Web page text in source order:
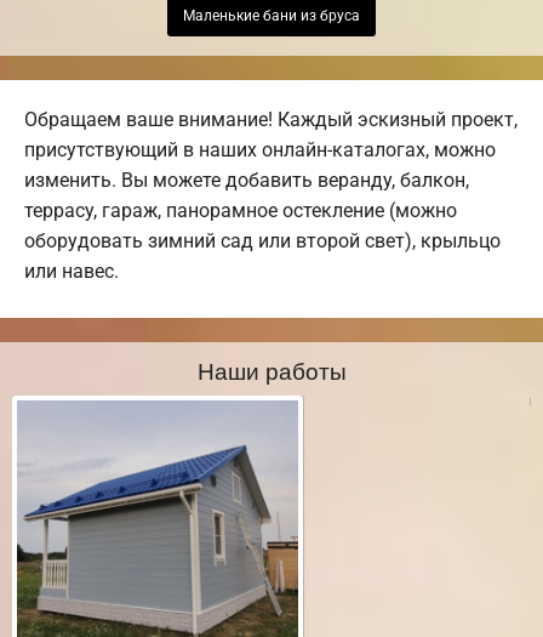
Маленькие бани из бруса
Обращаем ваше внимание! Каждый эскизный проект,
присутствующий в наших онлайн-каталогах, можно
изменить. Вы можете добавить веранду, балкон,
террасу, гараж, панорамное остекление (можно
оборудовать зимний сад или второй свет), крыльцо
или навес.
Наши работы